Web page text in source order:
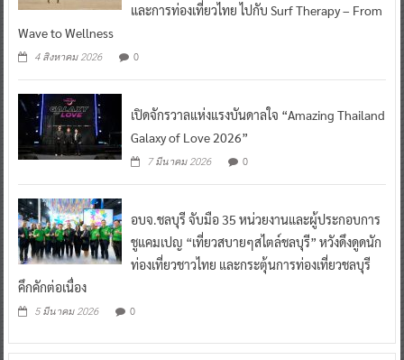
และการท่องเที่ยวไทย ไปกับ Surf Therapy – From
Wave to Wellness
4 สิงหาคม 2026 0
เปิดจักรวาลแห่งแรงบันดาลใจ “Amazing Thailand
Galaxy of Love 2026”
7 มีนาคม 2026 0
อบจ.ชลบุรี จับมือ 35 หน่วยงานและผู้ประกอบการ
ชูแคมเปญ “เที่ยวสบายๆสไตล์ชลบุรี” หวังดึงดูดนัก
ท่องเที่ยวชาวไทย และกระตุ้นการท่องเที่ยวชลบุรี
คึกคักต่อเนื่อง
5 มีนาคม 2026 0